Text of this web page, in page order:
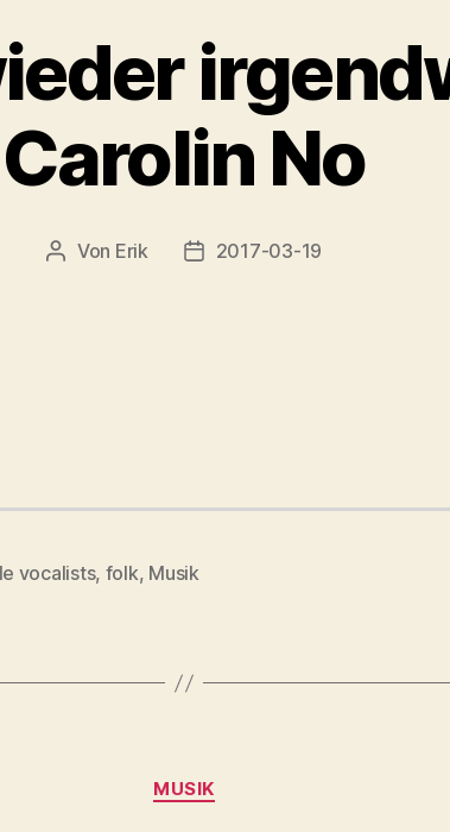
Carolin No
Beitragsautor
Von Erik Veröffentlichungsdatum
2017-03-19
vocalists, folk, Musik
Kategorien
MUSIK